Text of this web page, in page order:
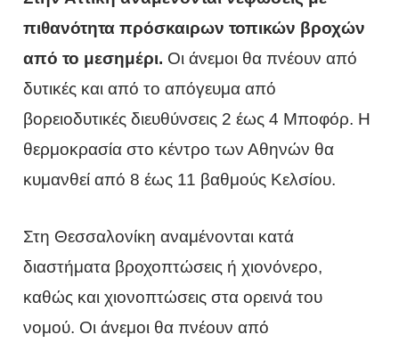
πιθανότητα πρόσκαιρων τοπικών βροχών
από το μεσημέρι. Οι άνεμοι θα πνέουν από
δυτικές και από το απόγευμα από
βορειοδυτικές διευθύνσεις 2 έως 4 Μποφόρ. Η
θερμοκρασία στο κέντρο των Αθηνών θα
κυμανθεί από 8 έως 11 βαθμούς Κελσίου.
Στη Θεσσαλονίκη αναμένονται κατά
διαστήματα βροχοπτώσεις ή χιονόνερο,
καθώς και χιονοπτώσεις στα ορεινά του
νομού. Οι άνεμοι θα πνέουν από